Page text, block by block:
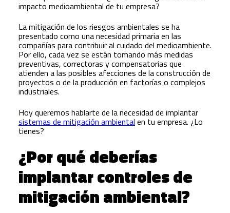
impacto medioambiental de tu empresa?
La mitigación de los riesgos ambientales se ha
presentado como una necesidad primaria en las
compañías para contribuir al cuidado del medioambiente.
Por ello, cada vez se están tomando más medidas
preventivas, correctoras y compensatorias que
atienden a las posibles afecciones de la construcción de
proyectos o de la producción en factorías o complejos
industriales.
Hoy queremos hablarte de la necesidad de implantar
sistemas de mitigación ambiental en tu empresa. ¿Lo
tienes?
¿Por qué deberías
implantar controles de
mitigación ambiental?